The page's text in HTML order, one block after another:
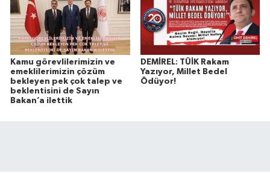
Kamu görevlilerimizin ve
emeklilerimizin çözüm
bekleyen pek çok talep ve
beklentisini de Sayın
Bakan’a ilettik
DEMİREL: TÜİK Rakam
Yazıyor, Millet Bedel
Ödüyor!